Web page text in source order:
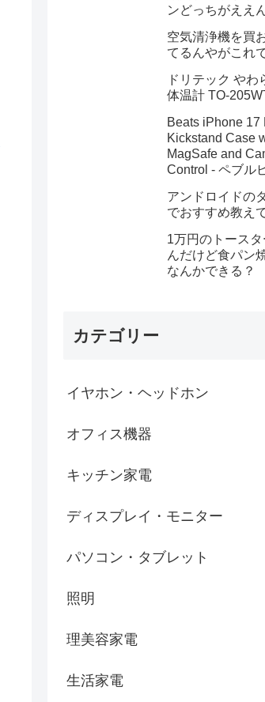
ンどっちがええ
空気清浄機を買
てるんやがこれ
ドリテック やわ
体温計 TO-
Beats iPhone 17
Kickstand Case
MagSafe and
Control - ペブル
アンドロイドの
でおすすめ教え
1万円のトースタ
んだけど食パン
なんかできる？
カテゴリー
イヤホン・ヘッドホン
オフィス機器
キッチン家電
ディスプレイ・モニター
パソコン・タブレット
照明
理美容家電
生活家電